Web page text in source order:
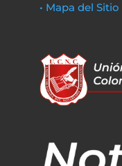
• Mapa del Sitio